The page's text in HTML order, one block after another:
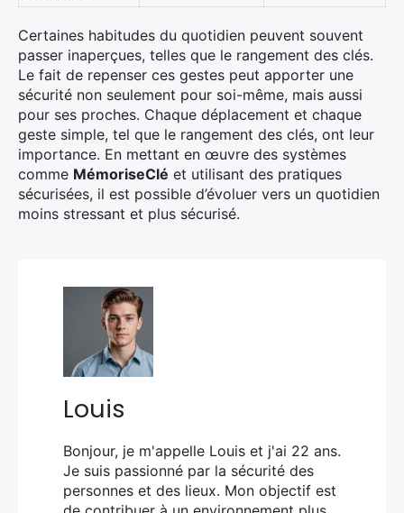
Certaines habitudes du quotidien peuvent souvent
passer inaperçues, telles que le rangement des clés.
Le fait de repenser ces gestes peut apporter une
sécurité non seulement pour soi-même, mais aussi
pour ses proches. Chaque déplacement et chaque
geste simple, tel que le rangement des clés, ont leur
importance. En mettant en œuvre des systèmes
comme MémoriseClé et utilisant des pratiques
sécurisées, il est possible d’évoluer vers un quotidien
moins stressant et plus sécurisé.
Louis
Bonjour, je m'appelle Louis et j'ai 22 ans.
Je suis passionné par la sécurité des
personnes et des lieux. Mon objectif est